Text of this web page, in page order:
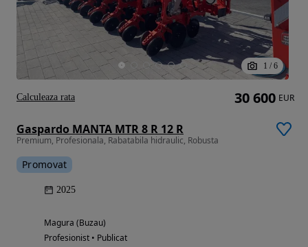
1 / 6
Gaspardo MANTA MTR 8 R 12 R
Premium, Profesionala, Rabatabila hidraulic, Robusta
Promovat
2025
Magura (Buzau)
Profesionist • Publicat
30 600 EUR
Calculeaza rata